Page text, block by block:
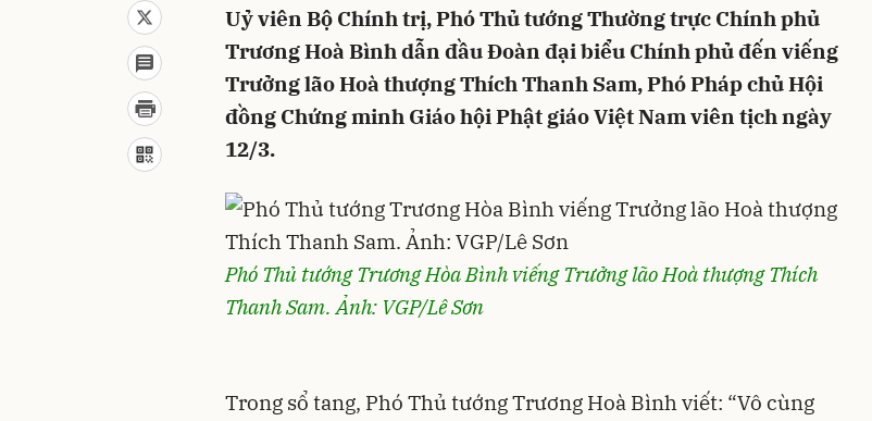
Uỷ viên Bộ Chính trị, Phó Thủ tướng Thường trực Chính phủ
Trương Hoà Bình dẫn đầu Đoàn đại biểu Chính phủ đến viếng
Trưởng lão Hoà thượng Thích Thanh Sam, Phó Pháp chủ Hội
đồng Chứng minh Giáo hội Phật giáo Việt Nam viên tịch ngày
12/3.
Phó Thủ tướng Trương Hòa Bình viếng Trưởng lão Hoà thượng Thích
Thanh Sam. Ảnh: VGP/Lê Sơn
Trong sổ tang, Phó Thủ tướng Trương Hoà Bình viết: “Vô cùng